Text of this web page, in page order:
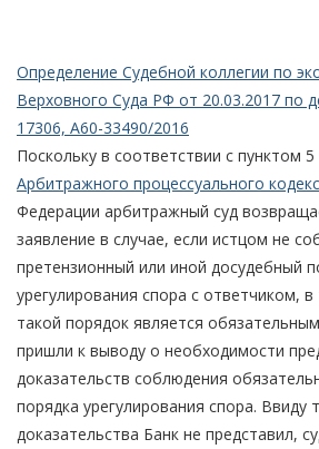
Определение Судебной коллегии по
Верховного Суда РФ от 20.03.2017 по
17306, А60-33490/2016
Поскольку в соответствии с пунктом 5
Арбитражного процессуального
Федерации арбитражный суд
заявление в случае, если истцом не
претензионный или иной досудебный
урегулирования спора с ответчиком, в
такой порядок является
пришли к выводу о необходимости
доказательств соблюдения
порядка урегулирования спора. Ввиду
доказательства Банк не представил,